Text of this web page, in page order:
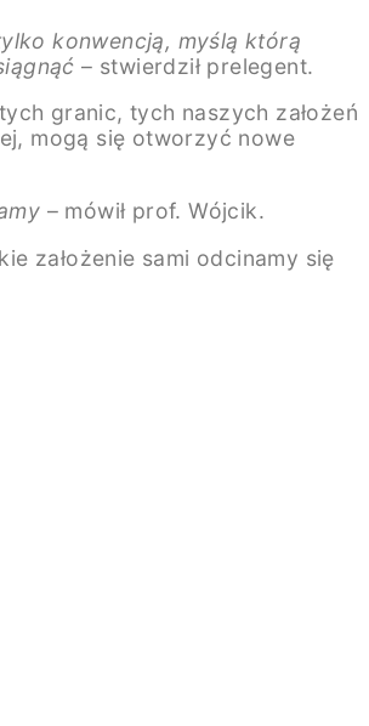
konwencją, myślą którą
– stwierdził prelegent.
granic, tych naszych założeń
mogą się otworzyć nowe
– mówił prof. Wójcik.
założenie sami odcinamy się